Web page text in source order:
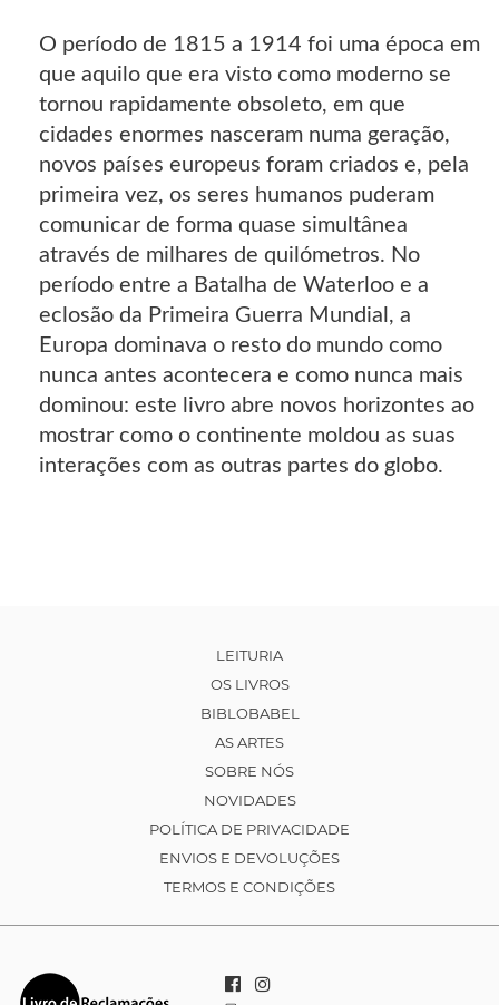
O período de 1815 a 1914 foi uma época em
que aquilo que era visto como moderno se
tornou rapidamente obsoleto, em que
cidades enormes nasceram numa geração,
novos países europeus foram criados e, pela
primeira vez, os seres humanos puderam
comunicar de forma quase simultânea
através de milhares de quilómetros. No
período entre a Batalha de Waterloo e a
eclosão da Primeira Guerra Mundial, a
Europa dominava o resto do mundo como
nunca antes acontecera e como nunca mais
dominou: este livro abre novos horizontes ao
mostrar como o continente moldou as suas
interações com as outras partes do globo.
LEITURIA
OS LIVROS
BIBLOBABEL
AS ARTES
SOBRE NÓS
NOVIDADES
POLÍTICA DE PRIVACIDADE
ENVIOS E DEVOLUÇÕES
TERMOS E CONDIÇÕES